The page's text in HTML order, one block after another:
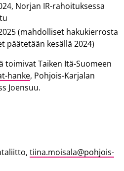
Norjan IR-rahoituksessa
(mahdolliset hakukierrosta
päätetään kesällä 2024)
toimivat Taiken Itä-Suomeen
hanke, Pohjois-Karjalan
Joensuu.
tiina.moisala@pohjois-